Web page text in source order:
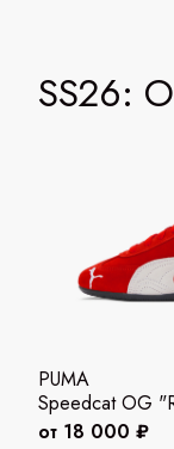
SS26:
PUMA
Speedcat OG
от 18 000 ₽